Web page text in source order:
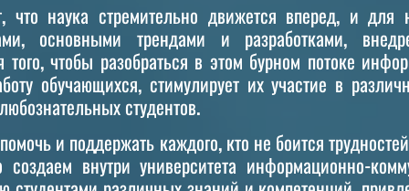
наука стремительно движется вперед, и для
основными трендами и разработками,
чтобы разобраться в этом бурном потоке
обучающихся, стимулирует их участие в
студентов.
и поддержать каждого, кто не боится
внутри университета информационно-